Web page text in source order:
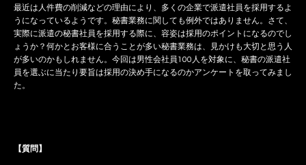
最近は人件費の削減などの理由により、多くの企業で派遣社員を採用するよ
うになっているようです。秘書業務に関しても例外ではありません。さて、
実際に派遣の秘書社員を採用する際に、容姿は採用のポイントになるのでし
ょうか？何かとお客様に合うことが多い秘書業務は、見かけも大切と思う人
が多いのかもしれません。今回は男性会社員100人を対象に、秘書の派遣社
員を選ぶに当たり要旨は採用の決め手になるのかアンケートを取ってみまし
た。
【質問】